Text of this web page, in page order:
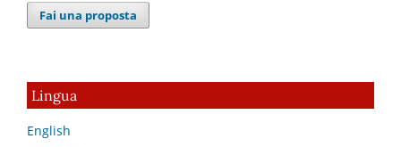
Fai una proposta
Lingua
English